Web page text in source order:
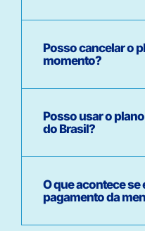
Posso cancelar o
momento?
Posso usar o
do Brasil?
O que acontece se
pagamento da